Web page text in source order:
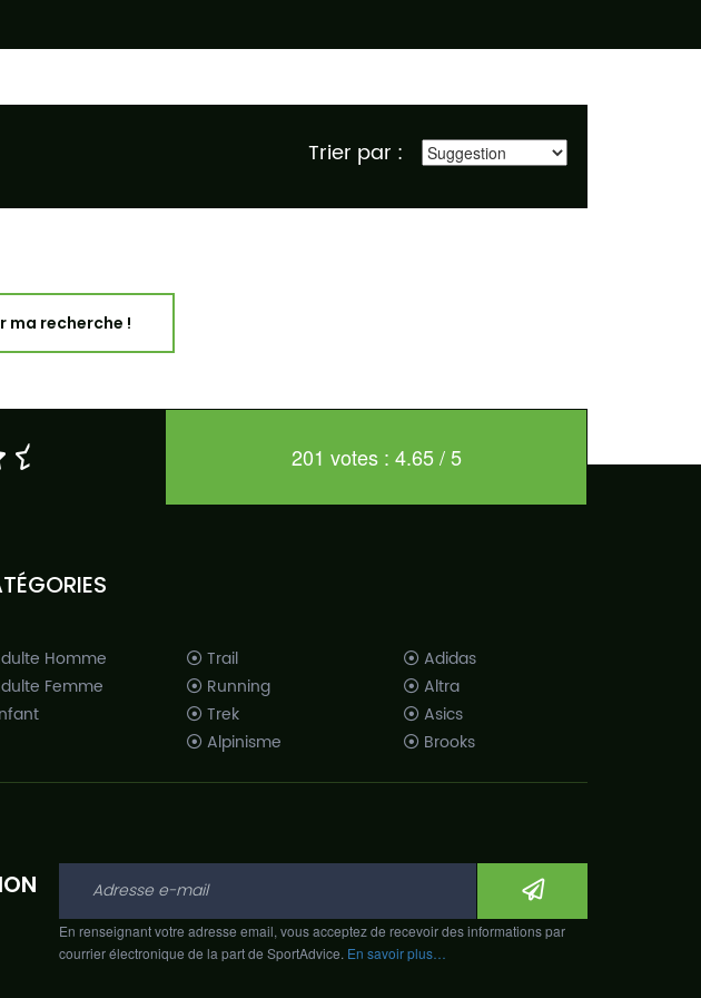
Trier par :
ma recherche !
201 votes : 4.65 / 5
Homme
Femme
Trail
Running
Trek
Alpinisme
Adidas
Altra
Asics
Brooks
Salomon
Saucony
En renseignant votre adresse email, vous acceptez de recevoir des informations par
courrier électronique de la part de SportAdvice. En savoir plus…